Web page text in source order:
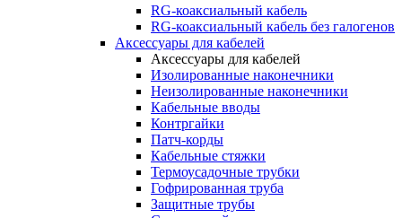
RG-коаксиальный кабель
RG-коаксиальный кабель без галогенов
Аксессуары для кабелей
Аксессуары для кабелей
Изолированные наконечники
Неизолированные наконечники
Кабельные вводы
Контргайки
Патч-корды
Кабельные стяжки
Термоусадочные трубки
Гофрированная труба
Защитные трубы